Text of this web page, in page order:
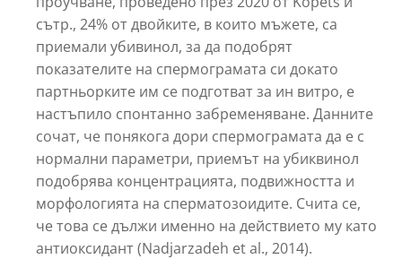
сътр., 24% от двойките, в които мъжете, са
приемали убивинол, за да подобрят
показателите на спермограмата си докато
партньорките им се подготват за ин витро, е
настъпило спонтанно забременяване. Данните
сочат, че понякога дори спермограмата да е с
нормални параметри, приемът на убиквинол
подобрява концентрацията, подвижността и
морфологията на сперматозоидите. Счита се,
че това се дължи именно на действието му като
антиоксидант (Nadjarzadeh et al., 2014).